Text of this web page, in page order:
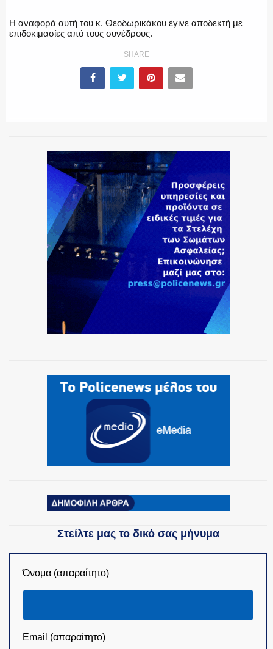
ΟΠΛΑ/ΕΞΟΠΛΙΣΜΟΣ
Η αναφορά αυτή του κ. Θεοδωρικάκου έγινε αποδεκτή με
επιδοκιμασίες από τους συνέδρους.
SHARE
Στείλτε μας το δικό σας μήνυμα
Όνομα (απαραίτητο)
Email (απαραίτητο)